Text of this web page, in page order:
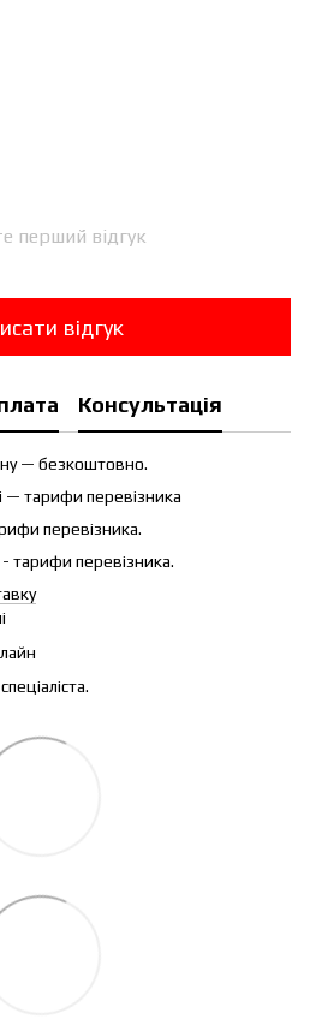
перший відгук
відгук
Консультація
— безкоштовно.
— тарифи перевізника
перевізника.
- тарифи перевізника.